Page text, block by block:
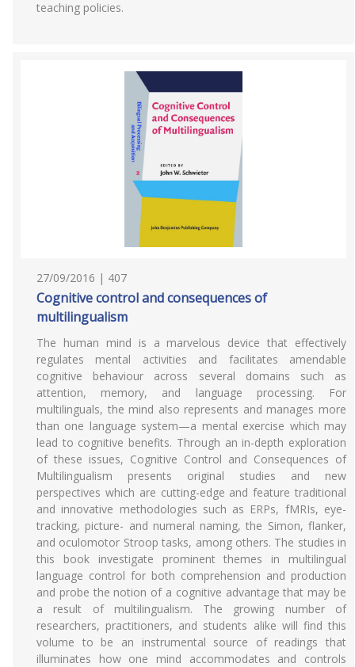
teaching policies.
27/09/2016 | 407
Cognitive control and consequences of
multilingualism
The human mind is a marvelous device that effectively
regulates mental activities and facilitates amendable
cognitive behaviour across several domains such as
attention, memory, and language processing. For
multilinguals, the mind also represents and manages more
than one language system—a mental exercise which may
lead to cognitive benefits. Through an in-depth exploration
of these issues, Cognitive Control and Consequences of
Multilingualism presents original studies and new
perspectives which are cutting-edge and feature traditional
and innovative methodologies such as ERPs, fMRIs, eye-
tracking, picture- and numeral naming, the Simon, flanker,
and oculomotor Stroop tasks, among others. The studies in
this book investigate prominent themes in multilingual
language control for both comprehension and production
and probe the notion of a cognitive advantage that may be
a result of multilingualism. The growing number of
researchers, practitioners, and students alike will find this
volume to be an instrumental source of readings that
illuminates how one mind accommodates and controls